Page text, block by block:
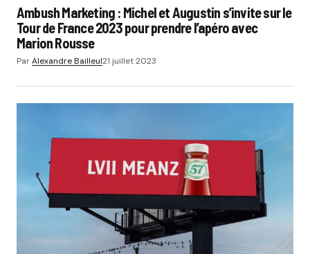
Ambush Marketing : Michel et Augustin s’invite sur le
Tour de France 2023 pour prendre l’apéro avec
Marion Rousse
ParAlexandre Bailleul21 juillet 2023